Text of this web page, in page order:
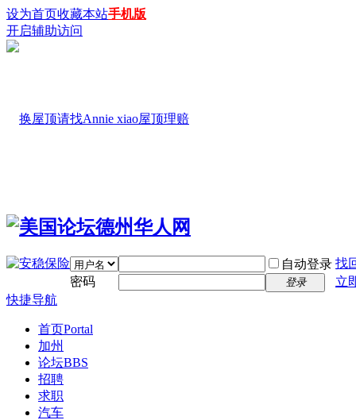
设为首页收藏本站手机版
开启辅助访问
自动登录 找
密码
登录
立
快捷导航
首页Portal
加州
论坛BBS
招聘
求职
汽车